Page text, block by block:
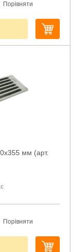
Порівняти
мм (арт.
Порівняти